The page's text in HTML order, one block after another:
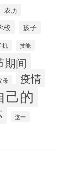
农历
校 孩子
机 技能
期间
母 疫情
己的
这一